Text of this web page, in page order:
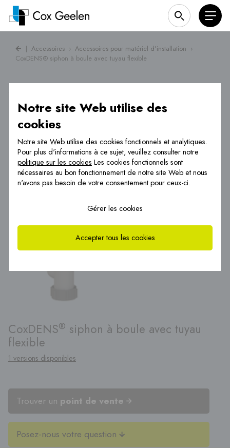
| Accessoires › Accessoires pour matériel d'installation ›
CoxDENS® siphon à boule avec tuyau flexible
CoxDENS® siphon à boule avec tuyau
flexible
1 versions disponibles
Trouver un point de vente
Posez-nous votre question
Notre site Web utilise des
cookies
Notre site Web utilise des cookies fonctionnels et analytiques.
Pour plus d'informations à ce sujet, veuillez consulter notre
politique sur les cookies Les cookies fonctionnels sont
nécessaires au bon fonctionnement de notre site Web et nous
n'avons pas besoin de votre consentement pour ceux-ci.
Gérer les cookies
Accepter tous les cookies